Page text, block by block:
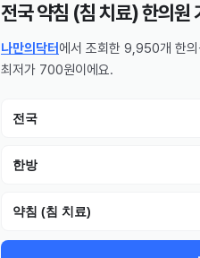
전국 약침 (침 치료) 한의원
나만의닥터 에서 조회한 9,950개 한
최저가 700원이에요.
전국
한방
약침 (침 치료)